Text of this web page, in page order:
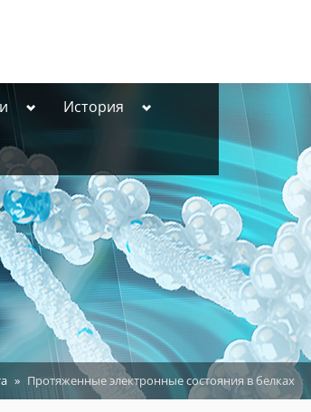
ToggleИстория Toggle
Протяженные электронные состояния в белках